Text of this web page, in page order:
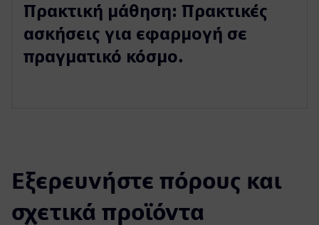
Πρακτική μάθηση: Πρακτικές
ασκήσεις για εφαρμογή σε
πραγματικό κόσμο.
Εξερευνήστε πόρους και
σχετικά προϊόντα